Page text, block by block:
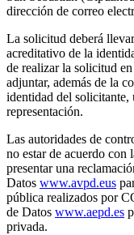
dirección de correo
La solicitud deberá
acreditativo de la
de realizar la solicitud
adjuntar, además de la
identidad del solicitante,
representación.
Las autoridades de
no estar de acuerdo con
presentar una
Datos www.avpd.eus
pública realizados por
de Datos www.aepd.es
privada.